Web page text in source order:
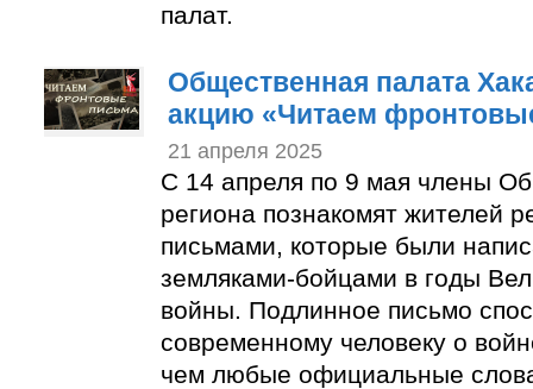
палат.
Общественная палата
акцию «Читаем
21 апреля 2025
С 14 апреля по 9 мая члены
региона познакомят жителей
письмами, которые были
земляками-бойцами в годы
войны. Подлинное письмо
современному человеку о
чем любые официальные